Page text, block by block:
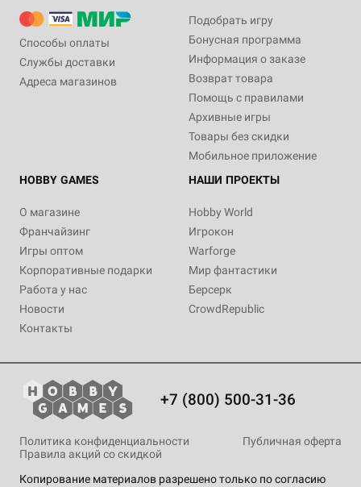
Способы оплаты
Службы доставки
Адреса магазинов
Подобрать игру
Бонусная программа
Информация о заказе
Возврат товара
Помощь с правилами
Архивные игры
Товары без скидки
Мобильное приложение
HOBBY GAMES
О магазине
Франчайзинг
Игры оптом
Корпоративные подарки
Работа у нас
Новости
Контакты
НАШИ ПРОЕКТЫ
Hobby World
Игрокон
Warforge
Мир фантастики
Берсерк
CrowdRepublic
+7 (800) 500-31-36
Копирование материалов разрешено только по согласию
Политика конфиденциальности
Публичная оферта
Правила акций со скидкой